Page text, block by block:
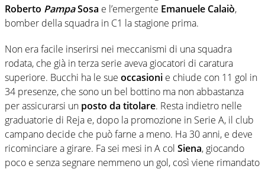
Roberto PampaSosa e l’emergente Emanuele Calaiò,
bomber della squadra in C1 la stagione prima.
Non era facile inserirsi nei meccanismi di una squadra
rodata, che già in terza serie aveva giocatori di caratura
superiore. Bucchi ha le sue occasioni e chiude con 11 gol in
34 presenze, che sono un bel bottino ma non abbastanza
per assicurarsi un posto da titolare. Resta indietro nelle
graduatorie di Reja e, dopo la promozione in Serie A, il club
campano decide che può farne a meno. Ha 30 anni, e deve
ricominciare a girare. Fa sei mesi in A col Siena, giocando
poco e senza segnare nemmeno un gol, così viene rimandato